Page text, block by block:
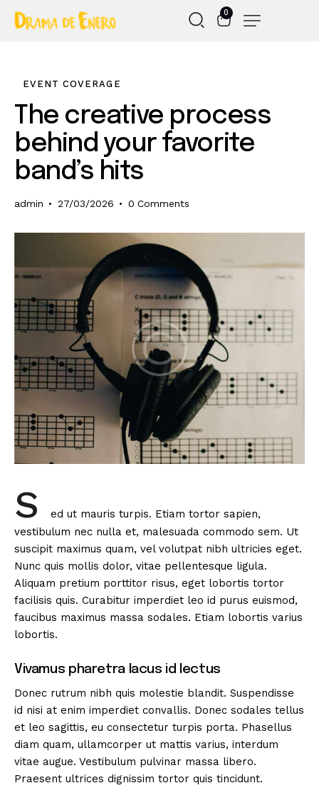
0
EVENT COVERAGE
The creative process
behind your favorite
band’s hits
admin 27/03/2026 0 Comments
S
ed ut mauris turpis. Etiam tortor sapien,
vestibulum nec nulla et, malesuada commodo sem. Ut
suscipit maximus quam, vel volutpat nibh ultricies eget.
Nunc quis mollis dolor, vitae pellentesque ligula.
Aliquam pretium porttitor risus, eget lobortis tortor
facilisis quis. Curabitur imperdiet leo id purus euismod,
faucibus maximus massa sodales. Etiam lobortis varius
lobortis.
Vivamus pharetra lacus id lectus
Donec rutrum nibh quis molestie blandit. Suspendisse
id nisi at enim imperdiet convallis. Donec sodales tellus
et leo sagittis, eu consectetur turpis porta. Phasellus
diam quam, ullamcorper ut mattis varius, interdum
vitae augue. Vestibulum pulvinar massa libero.
Praesent ultrices dignissim tortor quis tincidunt.